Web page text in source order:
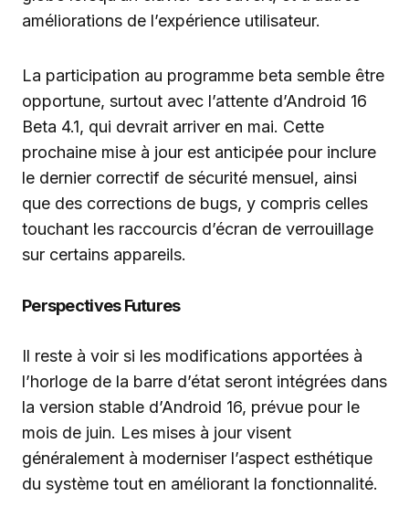
améliorations de l’expérience utilisateur.
La participation au programme beta semble être
opportune, surtout avec l’attente d’Android 16
Beta 4.1, qui devrait arriver en mai. Cette
prochaine mise à jour est anticipée pour inclure
le dernier correctif de sécurité mensuel, ainsi
que des corrections de bugs, y compris celles
touchant les raccourcis d’écran de verrouillage
sur certains appareils.
Perspectives Futures
Il reste à voir si les modifications apportées à
l’horloge de la barre d’état seront intégrées dans
la version stable d’Android 16, prévue pour le
mois de juin. Les mises à jour visent
généralement à moderniser l’aspect esthétique
du système tout en améliorant la fonctionnalité.